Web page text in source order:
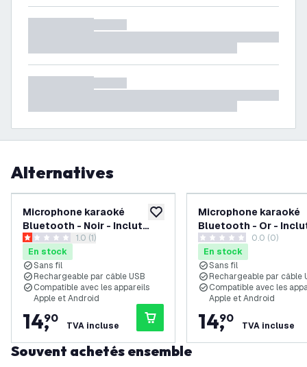
Alternatives
ajouter à la liste de souhaits
Microphone karaoké
Bluetooth - Noir - Inclut
haut-parleur et effets
lumineux
ouvrir le tiroir des avis
1 étoiles de notation
1.0 (1)
En stock
Sans fil
Rechargeable par câble USB
Compatible avec les appareils
Apple et Android
14,
90
TVA incluse
Microphone karaoké
Bluetooth - Or -
haut-parleur et
lumineux
0 étoiles de notation
0.0 (0)
En stock
Sans fil
Rechargeable par câble
Compatible avec les
Apple et Android
14,
90
TVA incluse
Souvent achetés ensemble